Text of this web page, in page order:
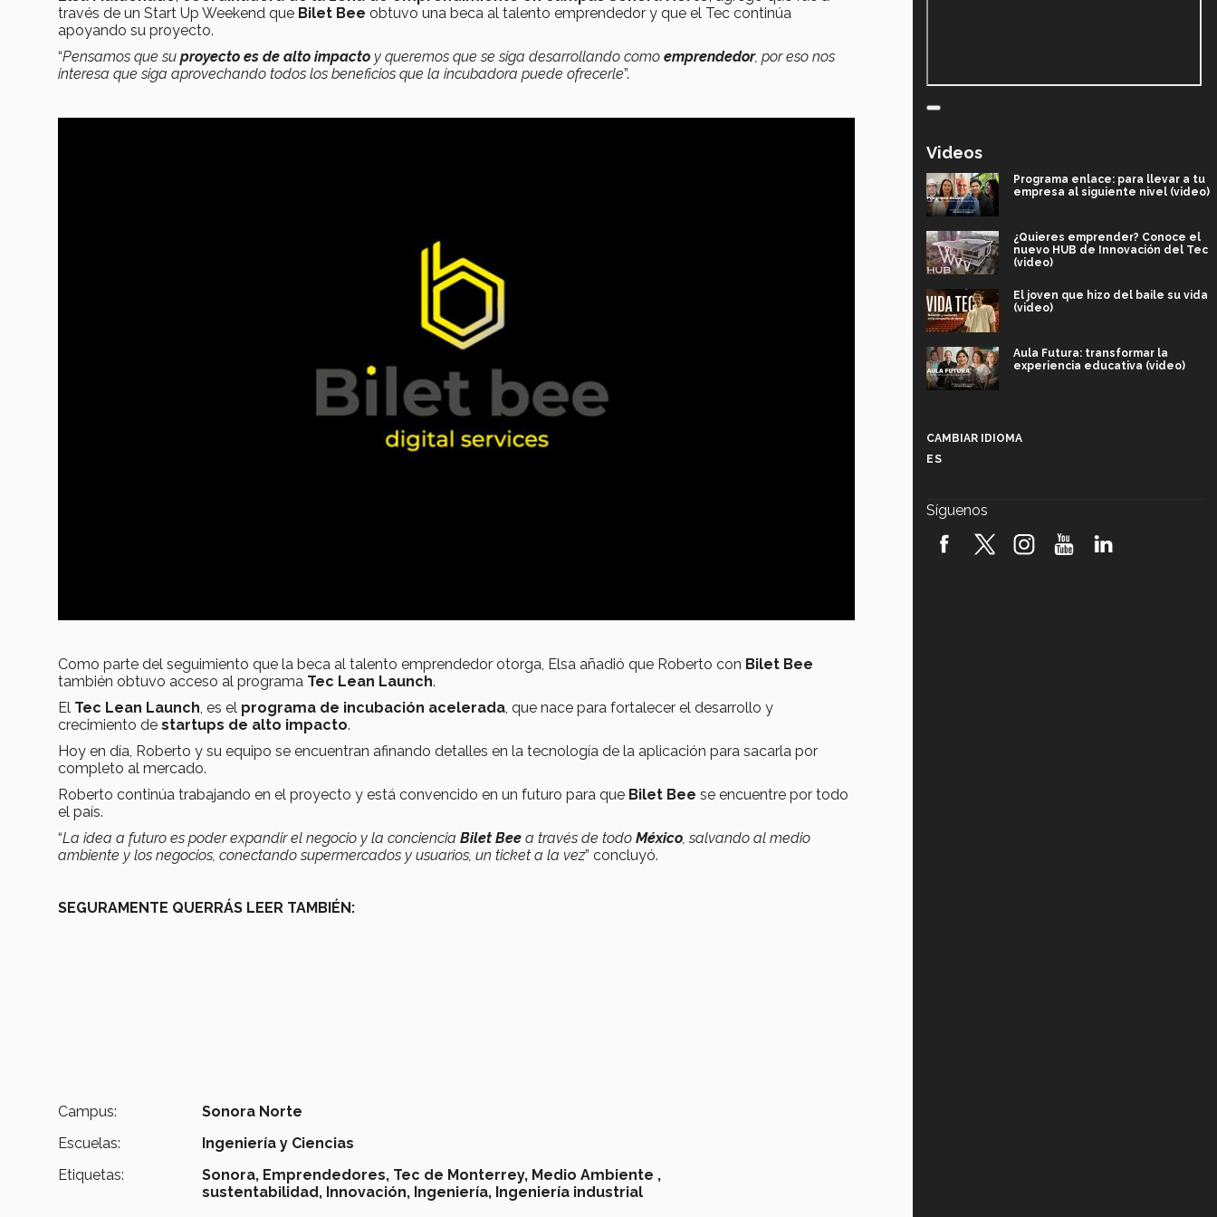
través de un Start Up Weekend que Bilet Bee obtuvo una beca al talento emprendedor y que el Tec continúa
apoyando su proyecto.
“Pensamos que su proyecto es de alto impacto y queremos que se siga desarrollando como emprendedor, por eso nos
interesa que siga aprovechando todos los beneficios que la incubadora puede ofrecerle”.
Como parte del seguimiento que la beca al talento emprendedor otorga, Elsa añadió que Roberto con Bilet Bee
también obtuvo acceso al programa Tec Lean Launch.
El Tec Lean Launch, es el programa de incubación acelerada, que nace para fortalecer el desarrollo y
crecimiento de startups de alto impacto.
Hoy en día, Roberto y su equipo se encuentran afinando detalles en la tecnología de la aplicación para sacarla por
completo al mercado.
Roberto continúa trabajando en el proyecto y está convencido en un futuro para que Bilet Bee se encuentre por todo
el país.
“La idea a futuro es poder expandir el negocio y la conciencia Bilet Bee a través de todo México, salvando al medio
ambiente y los negocios, conectando supermercados y usuarios, un ticket a la vez” concluyó.
SEGURAMENTE QUERRÁS LEER TAMBIÉN:
Campus:
Sonora Norte
Escuelas:
Ingeniería y Ciencias
Etiquetas:
Sonora, Emprendedores, Tec de Monterrey, Medio Ambiente ,
sustentabilidad, Innovación, Ingeniería, Ingeniería industrial
Videos
Programa enlace: para llevar a tu
empresa al siguiente nivel (video)
¿Quieres emprender? Conoce el
nuevo HUB de Innovación del Tec
(video)
El joven que hizo del baile su vida
(video)
Aula Futura: transformar la
experiencia educativa (video)
robótica FIRST 2026! (video)
CAMBIAR IDIOMA
ES
Síguenos